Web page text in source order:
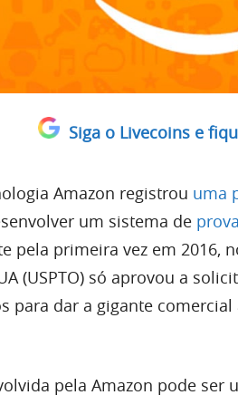
Siga o Livecoins e
Amazon registrou uma
um sistema de
pela primeira vez em 2016,
(USPTO) só aprovou a
para dar a gigante
pela Amazon pode ser